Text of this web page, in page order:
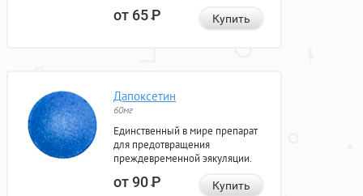
от 65Р Купить
Дапоксетин
60мг
Единственный в мире препарат
для предотвращения
преждевременной эякуляции.
от 90Р Купить